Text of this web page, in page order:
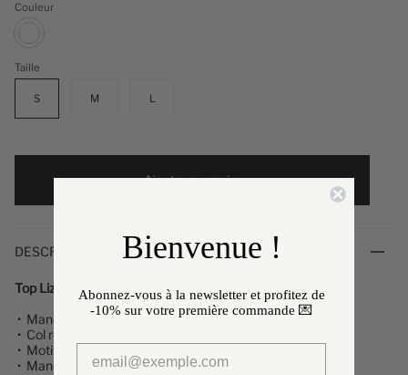
Couleur
Taille
S M L
Ajouter au panier
DESCRIPTION
Top Liz
• Manches courtes
• Col rond
• Motifs brodés sur le devant
• Manches festonnées
Bienvenue !
Abonnez-vous à la newsletter et profitez de
-10% sur votre première commande 💌